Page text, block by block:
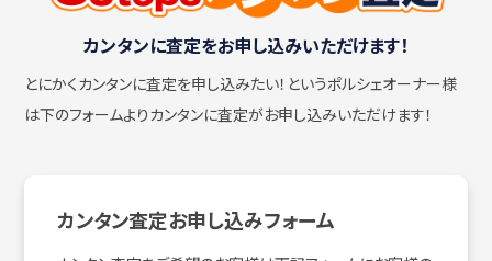
カンタンに査定をお申し込みいただけます！
とにかくカンタンに査定を申し込みたい！ というポルシェオーナー様
は下のフォームよりカンタンに査定がお申し込みいただけます！
カンタン査定お申し込みフォーム